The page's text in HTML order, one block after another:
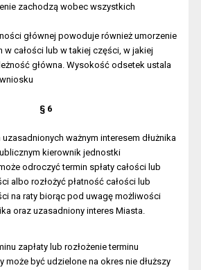
zachodzą wobec wszystkich
głównej powoduje również umorzenie
w całości lub w takiej części, w jakiej
główna. Wysokość odsetek ustala
§ 6
ważnym interesem dłużnika
kierownik jednostki
odroczyć termin spłaty całości lub
albo rozłożyć płatność całości lub
na raty biorąc pod uwagę możliwości
oraz uzasadniony interes Miasta.
zapłaty lub rozłożenie terminu
może być udzielone na okres nie dłuższy